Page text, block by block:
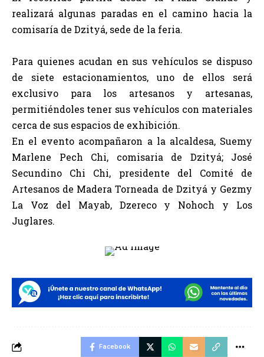
realizará algunas paradas en el camino hacia la
comisaría de Dzityá, sede de la feria.
Para quienes acudan en sus vehículos se dispuso
de siete estacionamientos, uno de ellos será
exclusivo para los artesanos y artesanas,
permitiéndoles tener sus vehículos con materiales
cerca de sus espacios de exhibición.
En el evento acompañaron a la alcaldesa, Suemy
Marlene Pech Chi, comisaria de Dzityá; José
Secundino Chi Chi, presidente del Comité de
Artesanos de Madera Torneada de Dzityá y Gezmy
La Voz del Mayab, Dzereco y Nohoch y Los
Juglares.
Facebook